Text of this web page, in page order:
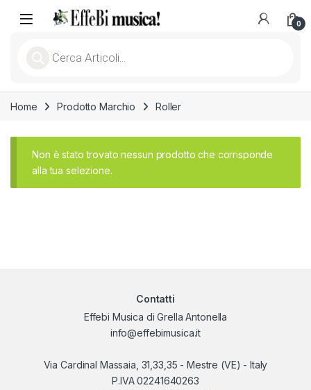
Skip to navigation
Skip to content
Open 0
Home Prodotto Marchio Roller
Non è stato trovato nessun prodotto che corrisponde
alla tua selezione.
Contatti
Effebi Musica di Grella Antonella
info@effebimusica.it
Via Cardinal Massaia, 31,33,35 - Mestre (VE) - Italy
P.IVA 02241640263